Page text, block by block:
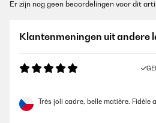
Er zijn nog geen beoordelingen voor dit
Klantenmeningen uit andere
Très joli cadre, belle matière. Fidèle